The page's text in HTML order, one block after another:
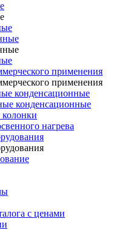
применения
применения
конденсационные
конденсационные
нагрева
с ценами